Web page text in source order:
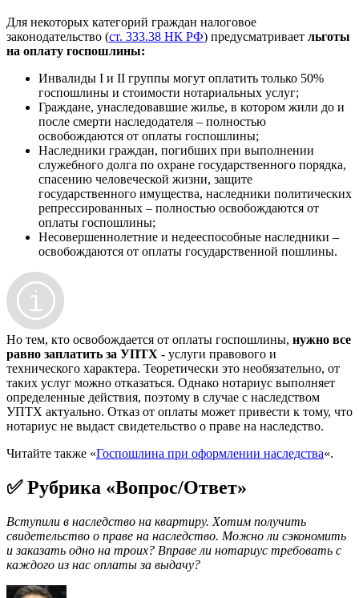
Для некоторых категорий граждан налоговое
законодательство (ст. 333.38 НК РФ) предусматривает льготы
на оплату госпошлины:
Инвалиды I и II группы могут оплатить только 50%
госпошлины и стоимости нотариальных услуг;
Граждане, унаследовавшие жилье, в котором жили до и
после смерти наследодателя – полностью
освобождаются от оплаты госпошлины;
Наследники граждан, погибших при выполнении
служебного долга по охране государственного порядка,
спасению человеческой жизни, защите
государственного имущества, наследники политических
репрессированных – полностью освобождаются от
оплаты госпошлины;
Несовершеннолетние и недееспособные наследники –
освобождаются от оплаты государственной пошлины.
Но тем, кто освобождается от оплаты госпошлины, нужно все
равно заплатить за УПТХ - услуги правового и
технического характера. Теоретически это необязательно, от
таких услуг можно отказаться. Однако нотариус выполняет
определенные действия, поэтому в случае с наследством
УПТХ актуально. Отказ от оплаты может привести к тому, что
нотариус не выдаст свидетельство о праве на наследство.
Читайте также «Госпошлина при оформлении наследства«.
✅ Рубрика «Вопрос/Ответ»
Вступили в наследство на квартиру. Хотим получить
свидетельство о праве на наследство. Можно ли сэкономить
и заказать одно на троих? Вправе ли нотариус требовать с
каждого из нас оплаты за выдачу?